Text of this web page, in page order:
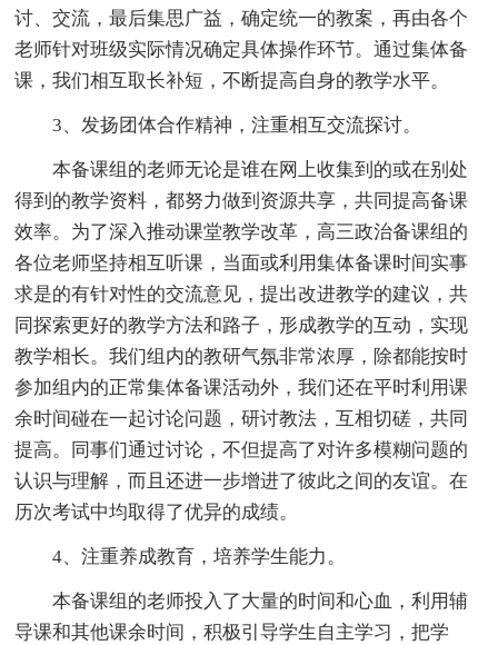
讨、交流，最后集思广益，确定统一的教案，再由各个
老师针对班级实际情况确定具体操作环节。通过集体备
课，我们相互取长补短，不断提高自身的教学水平。
3、发扬团体合作精神，注重相互交流探讨。
本备课组的老师无论是谁在网上收集到的或在别处
得到的教学资料，都努力做到资源共享，共同提高备课
效率。为了深入推动课堂教学改革，高三政治备课组的
各位老师坚持相互听课，当面或利用集体备课时间实事
求是的有针对性的交流意见，提出改进教学的建议，共
同探索更好的教学方法和路子，形成教学的互动，实现
教学相长。我们组内的教研气氛非常浓厚，除都能按时
参加组内的正常集体备课活动外，我们还在平时利用课
余时间碰在一起讨论问题，研讨教法，互相切磋，共同
提高。同事们通过讨论，不但提高了对许多模糊问题的
认识与理解，而且还进一步增进了彼此之间的友谊。在
历次考试中均取得了优异的成绩。
4、注重养成教育，培养学生能力。
本备课组的老师投入了大量的时间和心血，利用辅
导课和其他课余时间，积极引导学生自主学习，把学